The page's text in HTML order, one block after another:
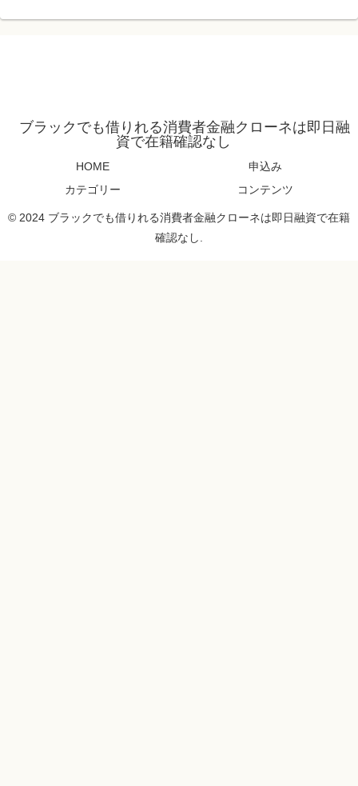
ブラックでも借りれる消費者金融クローネは即日融
資で在籍確認なし
HOME
申込み
カテゴリー
コンテンツ
© 2024 ブラックでも借りれる消費者金融クローネは即日融資で在籍
確認なし.